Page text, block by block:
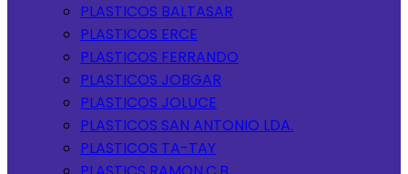
PLASTICOS BALTASAR
PLASTICOS ERCE
PLASTICOS FERRANDO
PLASTICOS JOBGAR
PLASTICOS JOLUCE
PLASTICOS SAN ANTONIO LDA.
PLASTICOS TA-TAY